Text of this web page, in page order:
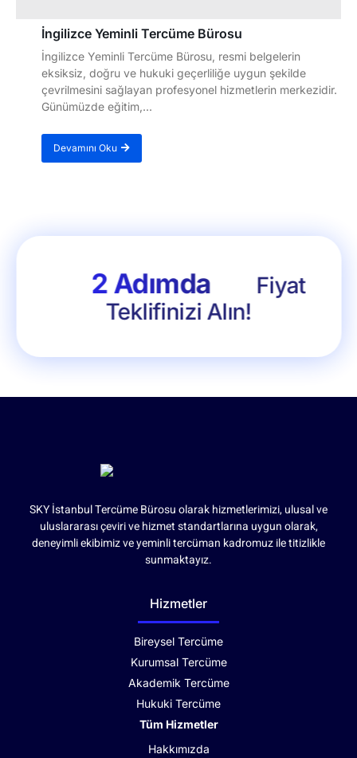
İngilizce Yeminli Tercüme Bürosu
İngilizce Yeminli Tercüme Bürosu, resmi belgelerin
eksiksiz, doğru ve hukuki geçerliliğe uygun şekilde
çevrilmesini sağlayan profesyonel hizmetlerin merkezidir.
Günümüzde eğitim,...
Devamını Oku
2 Adımda
Fiyat
Teklifinizi Alın!
SKY İstanbul Tercüme Bürosu olarak hizmetlerimizi, ulusal ve
uluslararası çeviri ve hizmet standartlarına uygun olarak,
deneyimli ekibimiz ve yeminli tercüman kadromuz ile titizlikle
sunmaktayız.
Hizmetler
Bireysel Tercüme
Kurumsal Tercüme
Akademik Tercüme
Hukuki Tercüme
Tüm Hizmetler
Hakkımızda